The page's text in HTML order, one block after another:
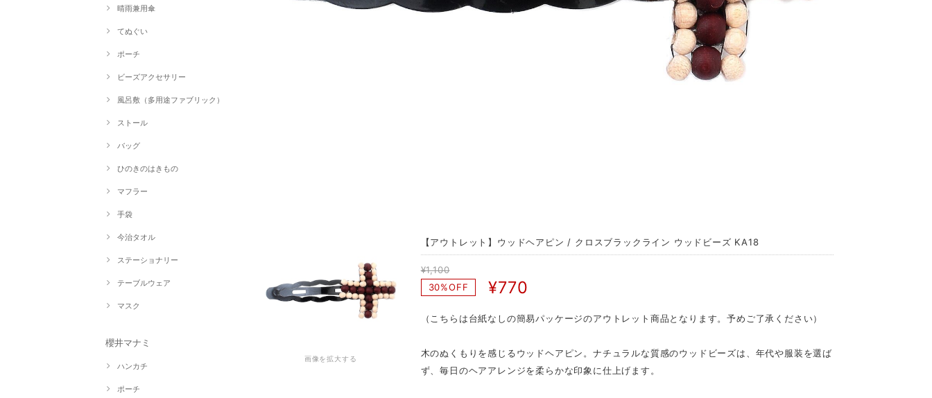
晴雨兼用傘
てぬぐい
ポーチ
ビーズアクセサリー
風呂敷（多用途ファブリック）
ストール
バッグ
ひのきのはきもの
マフラー
手袋
今治タオル
ステーショナリー
テーブルウェア
マスク
櫻井マナミ
ハンカチ
ポーチ
画像を拡大する
【アウトレット】ウッドヘアピン / クロスブラックライン ウッドビーズ KA18
¥1,100
30%OFF
¥770
（こちらは台紙なしの簡易パッケージのアウトレット商品となります。予めご了承ください）
木のぬくもりを感じるウッドヘアピン。ナチュラルな質感のウッドビーズは、年代や服装を選ば
ず、毎日のヘアアレンジを柔らかな印象に仕上げます。